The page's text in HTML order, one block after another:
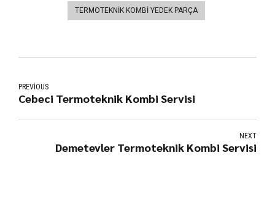
TERMOTEKNIK KOMBI YEDEK PARÇA
PREVIOUS
Cebeci Termoteknik Kombi Servisi
NEXT
Demetevler Termoteknik Kombi Servisi